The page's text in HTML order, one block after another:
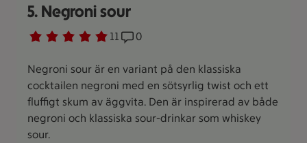
5. Negroni sour
Betyg 5 av 5. 11
11 personer har röstatReceptet har 0 kommentarer
0
Negroni sour är en variant på den klassiska
cocktailen negroni med en sötsyrlig twist och ett
fluffigt skum av äggvita. Den är inspirerad av både
negroni och klassiska sour-drinkar som whiskey
sour.